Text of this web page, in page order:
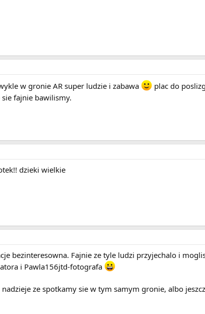
w gronie AR super ludzie i zabawa
plac do
sie fajnie bawilismy.
dzieki wielkie
bezinteresowna. Fajnie ze tyle ludzi przyjechalo i
i Pawla156jtd-fotografa
ze spotkamy sie w tym samym gronie, albo